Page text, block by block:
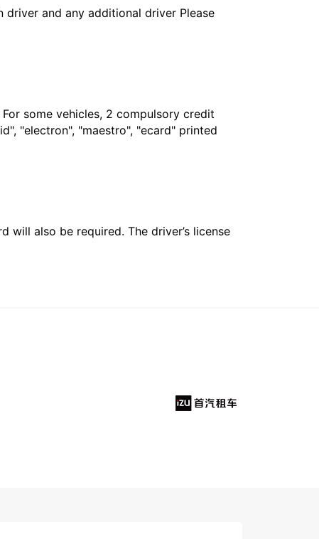
and any additional driver Please
some vehicles, 2 compulsory credit
"electron", "maestro", "ecard" printed
also be required. The driver’s license